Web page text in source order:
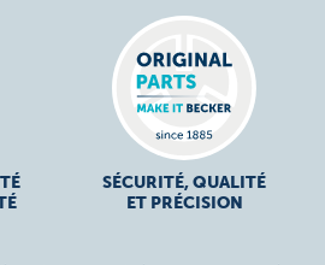
SÉCURITÉ, QUALITÉ
ET PRÉCISION